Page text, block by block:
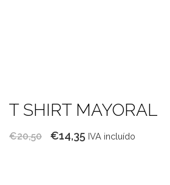
T SHIRT MAYORAL
€20,50
O
€14,35 O
IVA incluído